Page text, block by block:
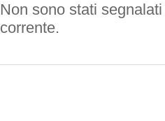
Non sono stati
corrente.